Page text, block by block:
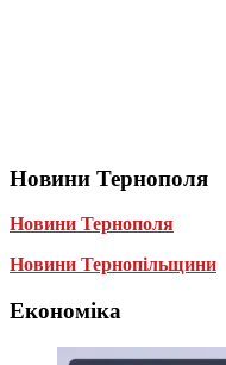
Новини Тернополя
Новини Тернополя
Новини Тернопільщини
Економіка